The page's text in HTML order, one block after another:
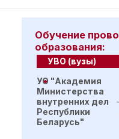
Обучение
образования:
УВО (вузы)
УО "Академия
Министерства
внутренних дел
Республики
Беларусь"
-